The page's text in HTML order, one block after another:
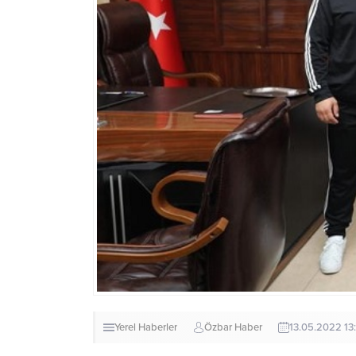
Yerel Haberler Özbar Haber 13.05.2022